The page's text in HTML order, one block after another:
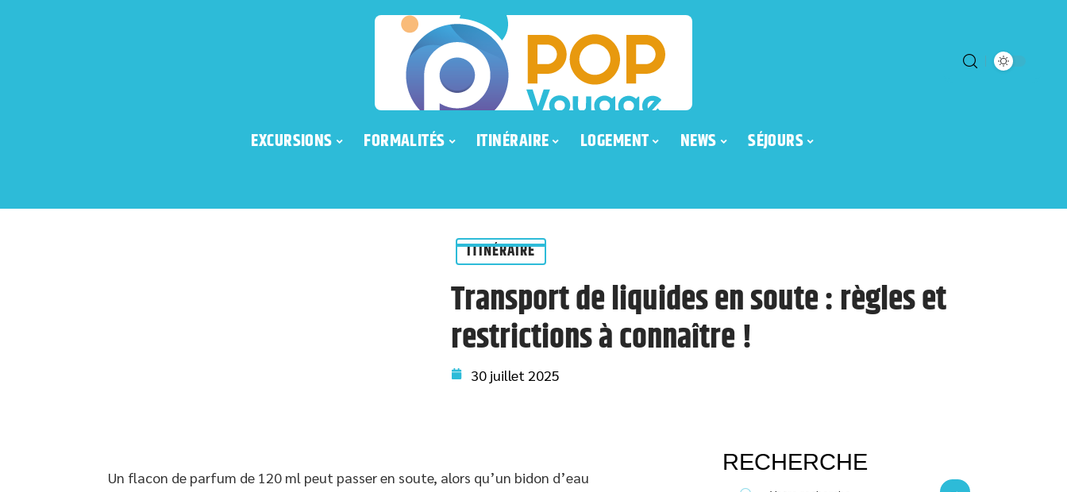
EXCURSIONS FORMALITÉS ITINÉRAIRE LOGEMENT NEWS SÉJOURS
ITINÉRAIRE
Transport de liquides en soute : règles et
restrictions à connaître !
30 juillet 2025
Un flacon de parfum de 120 ml peut passer en soute, alors qu’un bidon d’eau
RECHERCHE